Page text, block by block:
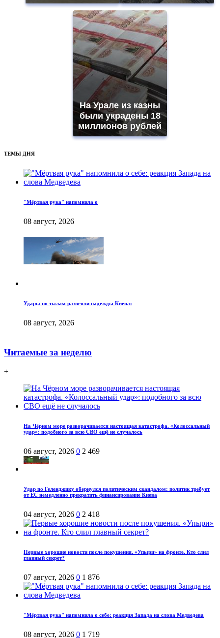
На Урале из казны
были украдены 18
миллионов рублей
ТЕМЫ ДНЯ
"Мёртвая рука" напомнила о
08 август, 2026
Удары по тылам развеяли надежды Киева:
08 август, 2026
Читаемые за неделю
+
На Чёрном море разворачивается настоящая катастрофа. «Колоссальный
удар»: подобного за всю СВО ещё не случалось
06 август, 2026 0 2 469
Удар по Геленджику обернулся политическим скандалом: политик требует
от ЕС немедленно прекратить финансирование Киева
04 август, 2026 0 2 418
Первые хорошие новости после покушения. «Упыри» на фронте. Кто слил
главный секрет?
07 август, 2026 0 1 876
"Мёртвая рука" напомнила о себе: реакция Запада на слова Медведева
08 август, 2026 0 1 719